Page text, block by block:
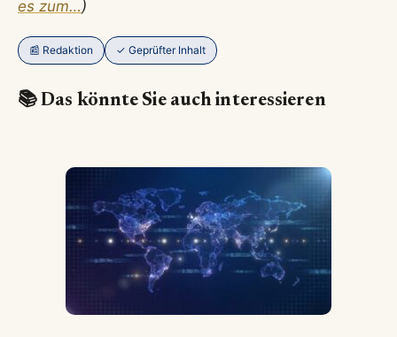
es zum…)
📰 Redaktion ✓ Geprüfter Inhalt
📚 Das könnte Sie auch interessieren